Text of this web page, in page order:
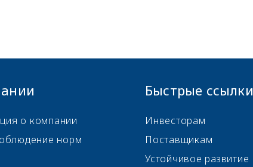
о компании
норм
Быстрые ссылки
Инвесторам
Поставщикам
Устойчивое развитие